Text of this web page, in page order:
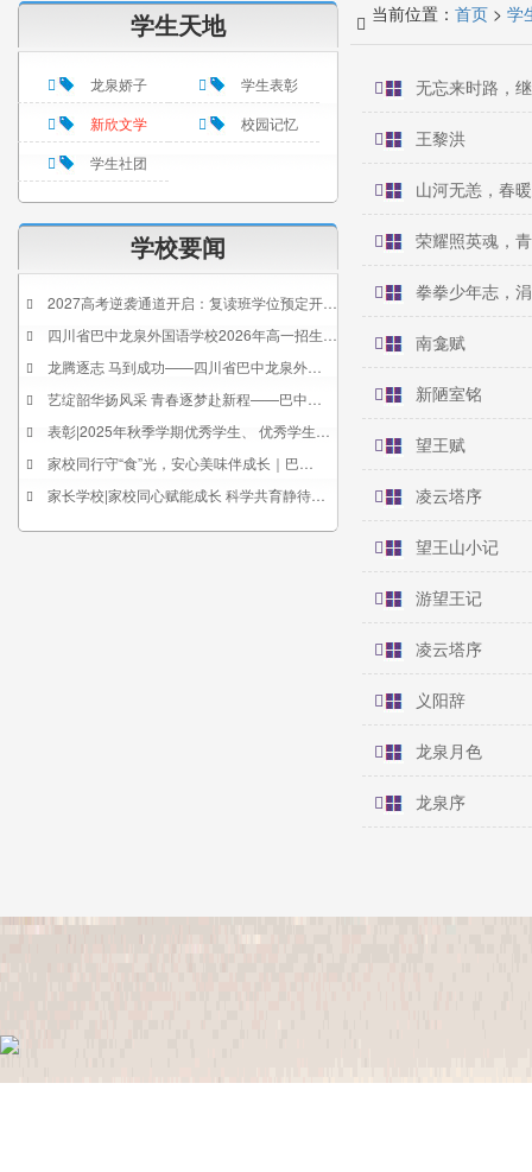
学生天地
龙泉娇子
学生表彰
新欣文学
校园记忆
学生社团
学校要闻
2027高考逆袭通道开启：复读班学位预定开…
四川省巴中龙泉外国语学校2026年高一招生…
龙腾逐志 马到成功——四川省巴中龙泉外…
艺绽韶华扬风采 青春逐梦赴新程——巴中…
表彰|2025年秋季学期优秀学生、 优秀学生…
家校同行守“食”光，安心美味伴成长｜巴…
家长学校|家校同心赋能成长 科学共育静待…
当前位置： 首页 > 学
无忘来时路，
王黎洪
山河无恙，春
荣耀照英魂，
拳拳少年志，
南龛赋
新陋室铭
望王赋
凌云塔序
望王山小记
游望王记
凌云塔序
义阳辞
龙泉月色
龙泉序